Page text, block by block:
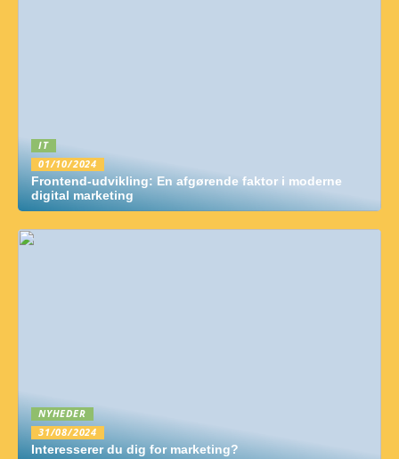
IT
01/10/2024
Frontend-udvikling: En afgørende faktor i moderne
digital marketing
NYHEDER
31/08/2024
Interesserer du dig for marketing?